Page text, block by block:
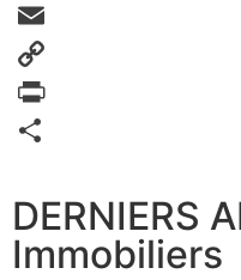
Snapchat
Email
Copy
Link
PrintFriendly
DERNIERS
Immobiliers